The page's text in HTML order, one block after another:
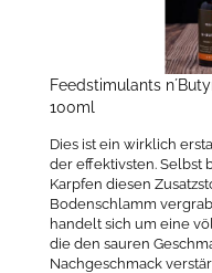
Feedstimulants
100ml
Dies ist ein wirklich
der effektivsten. Selbst
Karpfen diesen
Bodenschlamm
handelt sich um eine
die den sauren
Nachgeschmack